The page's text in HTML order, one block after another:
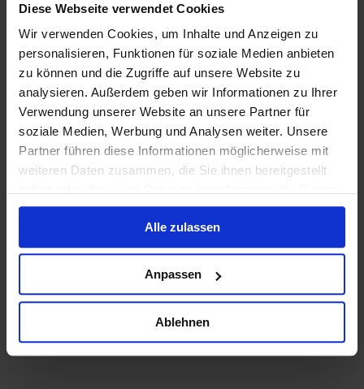
Diese Webseite verwendet Cookies
Wir verwenden Cookies, um Inhalte und Anzeigen zu
personalisieren, Funktionen für soziale Medien anbieten
zu können und die Zugriffe auf unsere Website zu
analysieren. Außerdem geben wir Informationen zu Ihrer
Verwendung unserer Website an unsere Partner für
soziale Medien, Werbung und Analysen weiter. Unsere
Partner führen diese Informationen möglicherweise mit
weiteren Daten zusammen, die Sie ihnen bereitgestellt
gesammelt haben.
Alle zulassen
Anpassen
Ablehnen